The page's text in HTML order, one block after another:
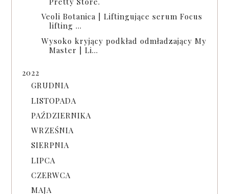
Veoli Botanica | Liftingujące serum Focus
lifting ...
Wysoko kryjący podkład odmładzający My
Master | Li...
2022
GRUDNIA
LISTOPADA
PAŹDZIERNIKA
WRZEŚNIA
SIERPNIA
LIPCA
CZERWCA
MAJA